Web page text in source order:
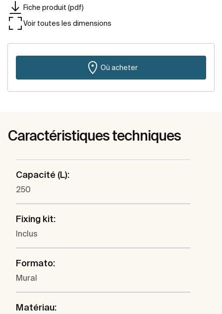
Fiche produit (pdf)
Voir toutes les dimensions
Où acheter
Caractéristiques techniques
Capacité (L):
250
Fixing kit:
Inclus
Formato:
Mural
Matériau: